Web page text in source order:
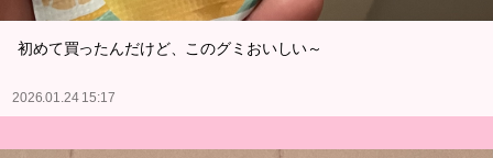
初めて買ったんだけど、このグミおいしい～
2026.01.24 15:17